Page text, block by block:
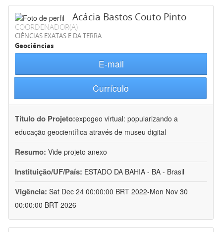
Acácia Bastos Couto Pinto
COORDENADOR(A)
CIÊNCIAS EXATAS E DA TERRA
Geociências
E-mail
Currículo
Título do Projeto:expogeo virtual: popularizando a
educação geocientífica através de museu digital
Resumo: Vide projeto anexo
Instituição/UF/País: ESTADO DA BAHIA - BA - Brasil
Vigência: Sat Dec 24 00:00:00 BRT 2022-Mon Nov 30
00:00:00 BRT 2026